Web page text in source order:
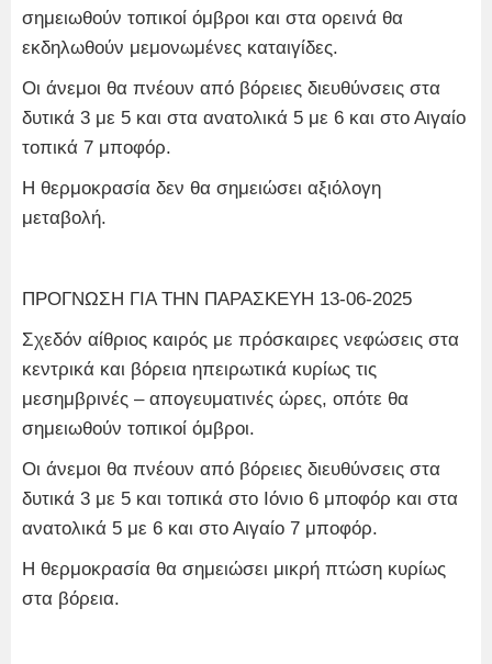
σημειωθούν τοπικοί όμβροι και στα ορεινά θα
εκδηλωθούν μεμονωμένες καταιγίδες.
Οι άνεμοι θα πνέουν από βόρειες διευθύνσεις στα
δυτικά 3 με 5 και στα ανατολικά 5 με 6 και στο Αιγαίο
τοπικά 7 μποφόρ.
Η θερμοκρασία δεν θα σημειώσει αξιόλογη
μεταβολή.
ΠΡΟΓΝΩΣΗ ΓΙΑ ΤΗΝ ΠΑΡΑΣΚΕΥΗ 13-06-2025
Σχεδόν αίθριος καιρός με πρόσκαιρες νεφώσεις στα
κεντρικά και βόρεια ηπειρωτικά κυρίως τις
μεσημβρινές – απογευματινές ώρες, οπότε θα
σημειωθούν τοπικοί όμβροι.
Οι άνεμοι θα πνέουν από βόρειες διευθύνσεις στα
δυτικά 3 με 5 και τοπικά στο Ιόνιο 6 μποφόρ και στα
ανατολικά 5 με 6 και στο Αιγαίο 7 μποφόρ.
Η θερμοκρασία θα σημειώσει μικρή πτώση κυρίως
στα βόρεια.